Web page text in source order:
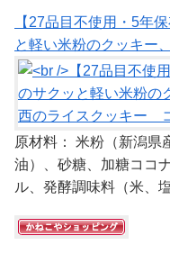
【27品目不使用・5年
と軽い米粉のクッキー
原材料： 米粉（新潟県
油）、砂糖、加糖ココ
ル、発酵調味料（米、